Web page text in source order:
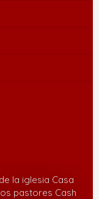
la iglesia Casa
pastores Cash